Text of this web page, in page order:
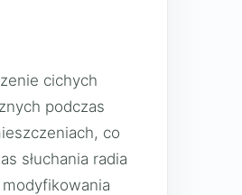
cichych
podczas
co
słuchania radia